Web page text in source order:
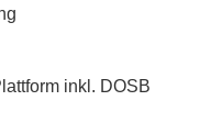
inkl. DOSB